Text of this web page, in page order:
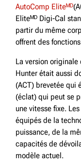
AutoComp Eliteᴹᴰ
Eliteᴹᴰ Digi-Cal
partir du même
offrent des
La version
Hunter était aussi
(ACT) brevetée qui
(éclat) qui peut se
une vitesse fixe.
équipés de la
puissance, de la
capacités de
modèle actuel.